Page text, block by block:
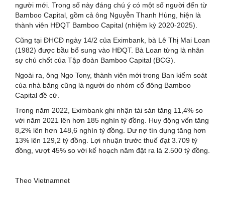
người mới. Trong số này đáng chú ý có một số người đến từ
Bamboo Capital, gồm cả ông Nguyễn Thanh Hùng, hiện là
thành viên HĐQT Bamboo Capital (nhiệm kỳ 2020-2025).
Cũng tại ĐHCĐ ngày 14/2 của Eximbank, bà Lê Thị Mai Loan
(1982) được bầu bổ sung vào HĐQT. Bà Loan từng là nhân
sự chủ chốt của Tập đoàn Bamboo Capital (BCG).
Ngoài ra, ông Ngo Tony, thành viên mới trong Ban kiểm soát
của nhà băng cũng là người do nhóm cổ đông Bamboo
Capital đề cử.
Trong năm 2022, Eximbank ghi nhận tài sản tăng 11,4% so
với năm 2021 lên hơn 185 nghìn tỷ đồng. Huy động vốn tăng
8,2% lên hơn 148,6 nghìn tỷ đồng. Dư nợ tín dụng tăng hơn
13% lên 129,2 tỷ đồng. Lợi nhuận trước thuế đạt 3.709 tỷ
đồng, vượt 45% so với kế hoạch năm đặt ra là 2.500 tỷ đồng.
Theo Vietnamnet